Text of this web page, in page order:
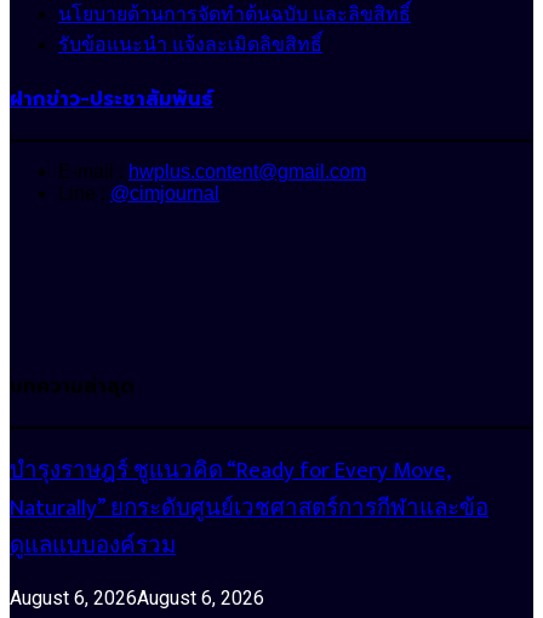
นโยบายด้านการจัดทำต้นฉบับ และลิขสิทธิ์
รับข้อแนะนำ แจ้งละเมิดลิขสิทธิ์
ฝากข่าว-ประชาสัมพันธ์
E-mail : hwplus.content@gmail.com
Line : @cimjournal
บทความล่าสุด
บำรุงราษฎร์ ชูแนวคิด “Ready for Every Move,
Naturally” ยกระดับศูนย์เวชศาสตร์การกีฬาและข้อ
ดูแลแบบองค์รวม
August 6, 2026August 6, 2026